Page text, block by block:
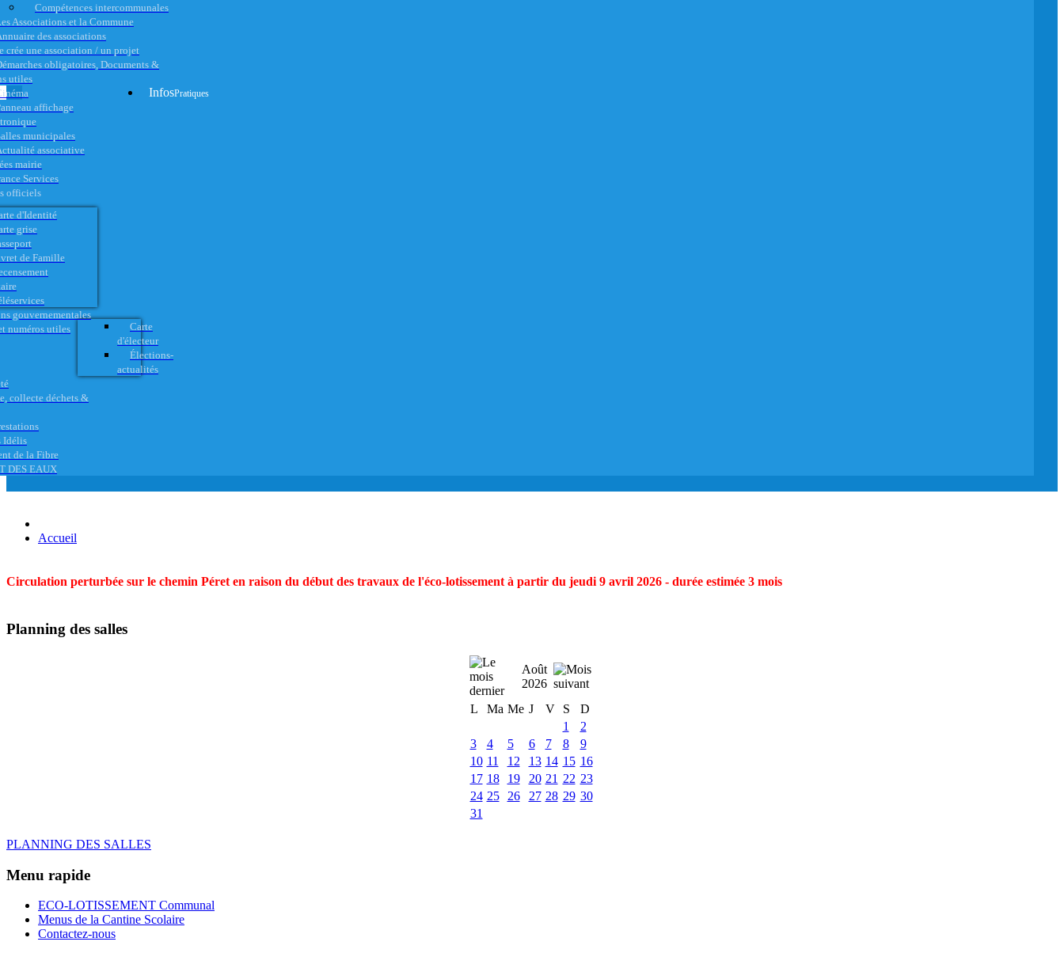
Compétences intercommunales
Associations et la Commune
des associations
crée une association / un projet
obligatoires, Documents &
utiles
affichage
municipales
associative
InfosPratiques
mairie
Services
officiels
d'Identité
grise
de Famille
gouvernementales
numéros utiles
Carte
d'électeur
Élections-
actualités
collecte déchets &
Idélis
de la Fibre
DES EAUX
Accueil
Circulation perturbée sur le chemin Péret en raison du début des travaux de l'éco-lotissement à partir du jeudi 9 avril 2026 - durée estimée 3 mois
Planning des salles
Août
2026
L
Ma Me J V S
D
1
2
3
4 5 6 7 8
9
10 11 12 13 14 15 16
17 18 19 20 21 22 23
24 25 26 27 28 29 30
31
PLANNING DES SALLES
Menu rapide
ECO-LOTISSEMENT Communal
Menus de la Cantine Scolaire
Contactez-nous